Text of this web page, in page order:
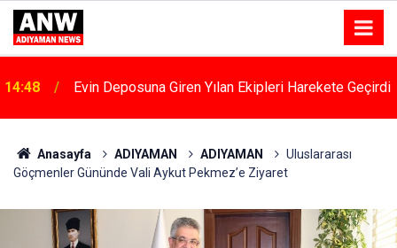
14:48
Evin Deposuna Giren Yılan Ekipleri Harekete Geçirdi
12:58
Adıyaman’da "halk Ve Güvenlik" Toplantıları Başladı
Anasayfa ADIYAMAN ADIYAMAN
Uluslararası
Göçmenler Gününde Vali Aykut Pekmez’e Ziyaret